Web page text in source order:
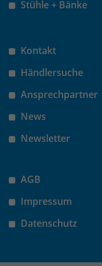
Stühle + Bänke
Kontakt
Händlersuche
Ansprechpartner
News
Newsletter
AGB
Impressum
Datenschutz
um